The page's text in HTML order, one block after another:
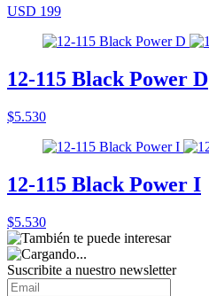
USD 199
12-115 Black Power D
$5.530
12-115 Black Power I
$5.530
Suscribite a nuestro newsletter